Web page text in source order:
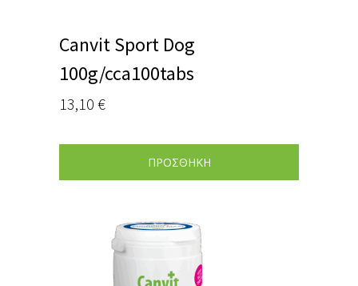
Canvit Sport Dog
100g/cca100tabs
13,10 €
ΠΡΟΣΘΗΚΗ